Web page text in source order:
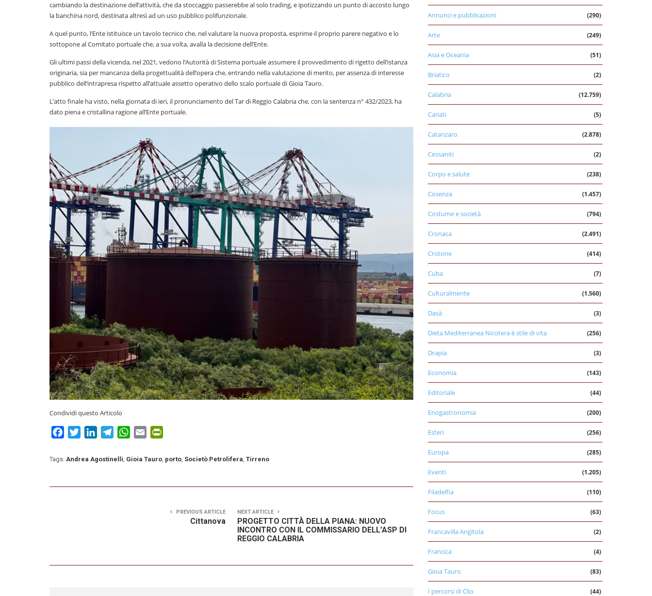
cambiando la destinazione dell’attività, che da stoccaggio passerebbe al solo trading, e ipotizzando un punto di accosto lungo
la banchina nord, destinata altresì ad un uso pubblico polifunzionale.
A quel punto, l’Ente istituisce un tavolo tecnico che, nel valutare la nuova proposta, esprime il proprio parere negativo e lo
sottopone al Comitato portuale che, a sua volta, avalla la decisione dell’Ente.
Gli ultimi passi della vicenda, nel 2021, vedono l’Autorità di Sistema portuale assumere il provvedimento di rigetto dell’istanza
originaria, sia per mancanza della progettualità dell’opera che, entrando nella valutazione di merito, per assenza di interesse
pubblico dell’intrapresa rispetto all’attuale assetto operativo dello scalo portuale di Gioia Tauro.
L’atto finale ha visto, nella giornata di ieri, il pronunciamento del Tar di Reggio Calabria che, con la sentenza n° 432/2023, ha
dato piena e cristallina ragione all’Ente portuale.
Condividi questo Articolo
FacebookTwitterLinkedInTelegramWhatsApp
Email
Tags: Andrea Agostinelli Gioia Tauro porto Societò Petrolifera Tirreno
PREVIOUS ARTICLE
Cittanova
NEXT ARTICLE
PROGETTO CITTÀ DELLA PIANA: NUOVO
INCONTRO CON IL COMMISSARIO DELL’ASP DI
REGGIO CALABRIA
Annunci e pubblicazioni (290)
Arte (249)
Asia e Oceania (51)
Briatico (2)
Calabria (12.759)
Cariati (5)
Catanzaro (2.878)
Cessaniti (2)
Corpo e salute (238)
Cosenza (1.457)
Costume e società (794)
Cronaca (2.491)
Crotone (414)
Cuba (7)
Culturalmente (1.560)
Dasà (3)
Dieta Mediterranea Nicotera è stile di vita (256)
Drapia (3)
Economia (143)
Editoriale (44)
Enogastronomia (200)
Esteri (256)
Europa (285)
Eventi (1.205)
Filadelfia (110)
Focus (63)
Francavilla Angitola (2)
Francica (4)
Gioia Tauro (83)
I percorsi di Clio (44)